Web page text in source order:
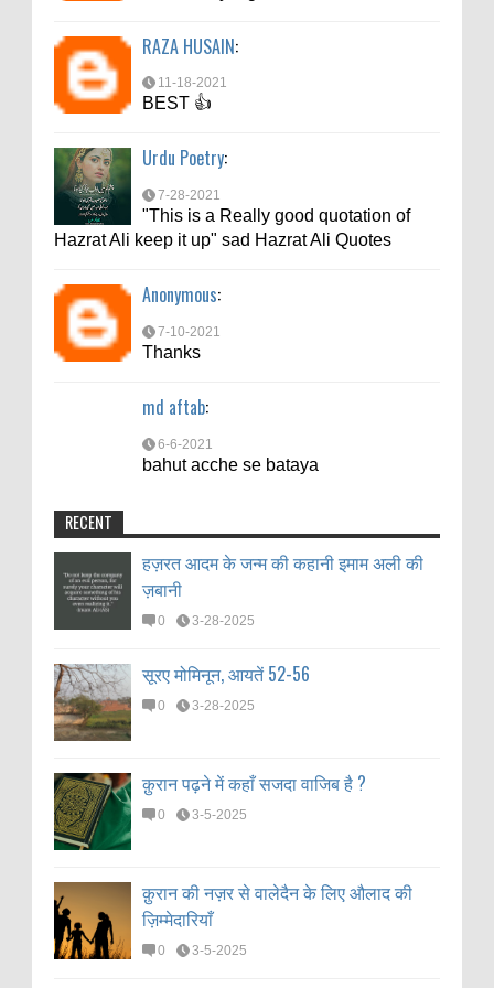
6-6-2021
bahut acche se bataya
RAZA HUSAIN:
11-18-2021
BEST 👍
Urdu Poetry:
7-28-2021
"This is a Really good quotation of
Hazrat Ali keep it up" sad Hazrat Ali Quotes
Anonymous:
7-10-2021
Thanks
md aftab:
6-6-2021
bahut acche se bataya
RECENT
हज़रत आदम के जन्म की कहानी इमाम अली की
ज़बानी
0 3-28-2025
सूरए मोमिनून, आयतें 52-56
0 3-28-2025
क़ुरान पढ़ने में कहाँ सजदा वाजिब है ?
0 3-5-2025
क़ुरान की नज़र से वालेदैन के लिए औलाद की
ज़िम्मेदारियाँ
0 3-5-2025